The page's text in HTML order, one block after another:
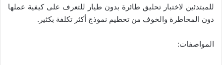
للمبتدئين لاختبار تحليق طائرة بدون طيار للتعرف على كيفية عملها
دون المخاطرة والخوف من تحطيم نموذج أكثر تكلفة بكثير.
المواصفات: